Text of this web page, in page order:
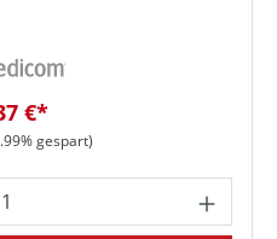
€*
gespart)
den